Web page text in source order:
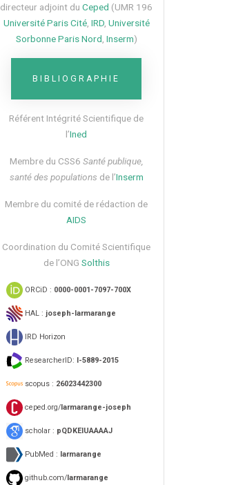
directeur adjoint du Ceped (UMR 196
Université Paris Cité, IRD, Université
Sorbonne Paris Nord Inserm)
BIBLIOGRAPHIE
Référent Intégrité Scientifique de
l’Ined
Membre du CSS6​ Santé publique,
santé des populations de l’Inserm
Membre du comité de rédaction de
AIDS
Coordination du Comité Scientifique
de l’ONG Solthis
ORCiD : 0000-0001-7097-700X
HAL : joseph-larmarange
IRD Horizon
ResearcherID: I-5889-2015
scopus : 26023442300
ceped.org/larmarange-joseph
scholar : pQDKEIUAAAAJ
PubMed : larmarange
github.com/larmarange